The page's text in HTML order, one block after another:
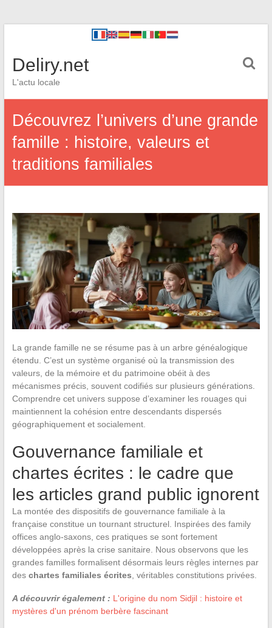
Deliry.net
L'actu locale
Découvrez l’univers d’une grande
famille : histoire, valeurs et
traditions familiales
La grande famille ne se résume pas à un arbre généalogique
étendu. C’est un système organisé où la transmission des
valeurs, de la mémoire et du patrimoine obéit à des
mécanismes précis, souvent codifiés sur plusieurs générations.
Comprendre cet univers suppose d’examiner les rouages qui
maintiennent la cohésion entre descendants dispersés
géographiquement et socialement.
Gouvernance familiale et
chartes écrites : le cadre que
les articles grand public ignorent
La montée des dispositifs de gouvernance familiale à la
française constitue un tournant structurel. Inspirées des family
offices anglo-saxons, ces pratiques se sont fortement
développées après la crise sanitaire. Nous observons que les
grandes familles formalisent désormais leurs règles internes par
des chartes familiales écrites , véritables constitutions privées.
A découvrir également : L'origine du nom Sidjil : histoire et
mystères d'un prénom berbère fascinant